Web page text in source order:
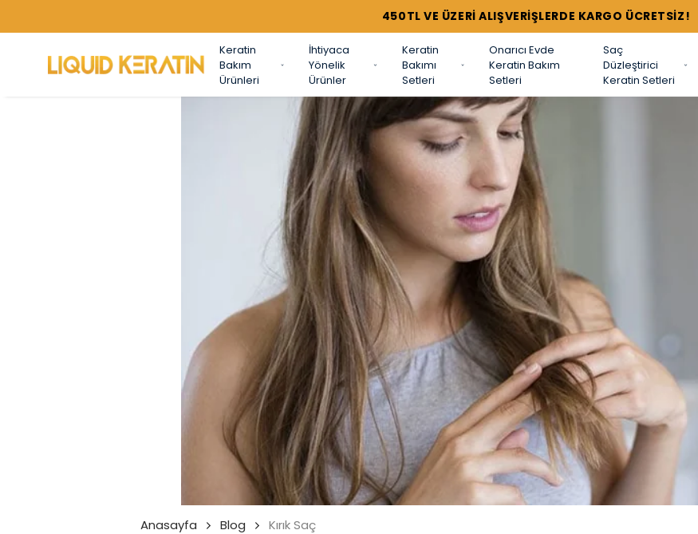
TÜM SETLERDE %44'E VARAN İNDİRİMLER !
Keratin
Bakım
Ürünleri
İhtiyaca
Yönelik
Ürünler
Keratin
Bakımı
Setleri
Onarıcı Evde
Keratin Bakım
Setleri
Saç
Düzleştirici
Keratin Setleri
Anasayfa Blog Kırık Saç